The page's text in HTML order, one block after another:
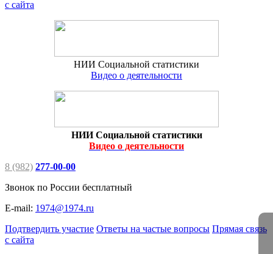
с сайта
НИИ Социальной статистики
Видео о деятельности
НИИ Социальной статистики
Видео о деятельности
8 (982) 277-00-00
Звонок по России бесплатный
E-mail: 1974@1974.ru
Подтвердить участие Ответы на частые вопросы Прямая связь
с сайта